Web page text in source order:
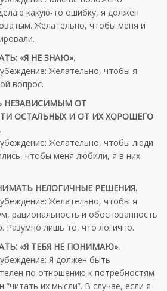
какую-то ошибку, я должен
Желательно, чтобы меня и
«Я НЕ ЗНАЮ».
Желательно, чтобы я
вопрос.
НЕЗАВИСИМЫМ ОТ
ОСТАЛЬНЫХ И ОТ ИХ ХОРОШЕГО
Желательно, чтобы люди
чтобы меня любили, я в них
НЕЛОГИЧНЫЕ РЕШЕНИЯ.
Желательно, чтобы я
рациональность и обоснованность
Разумно лишь то, что логично.
«Я ТЕБЯ НЕ ПОНИМАЮ».
Я должен быть
по отношению к потребностям
их мысли”. В случае, если я